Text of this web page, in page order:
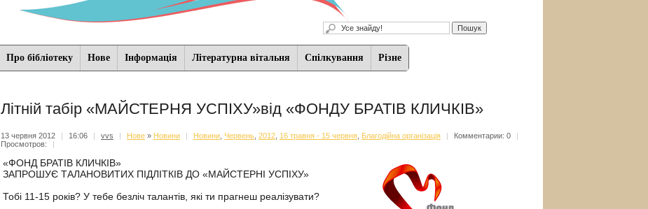
Про бібліотеку Нове Iнформацiя Літературна вітальня Спiлкування Різне
Літній табір «МАЙСТЕРНЯ УСПІХУ»від «ФОНДУ БРАТІВ КЛИЧКІВ»
13 червня 2012 | 16:06 | vvs | Нове » Новини | Новини Червень 2012 16 травня - 15 червня Благодійна організація | Комментарии: 0
|
Просмотров:
|
«ФОНД БРАТІВ КЛИЧКІВ»
ЗАПРОШУЄ ТАЛАНОВИТИХ ПІДЛІТКІВ ДО «МАЙСТЕРНІ УСПІХУ»
Тобі 11-15 років? У тебе безліч талантів, які ти прагнеш реалізувати?